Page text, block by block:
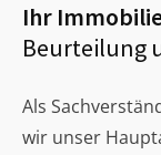
Ihr
Beurteilung
Als
wir unser